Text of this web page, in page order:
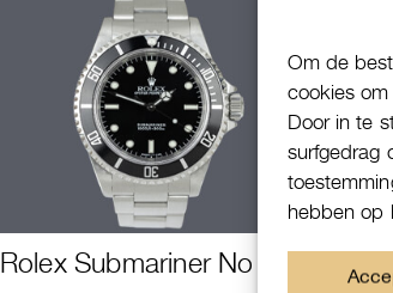
Om de
cookies
Door in te
surfgedrag
hebben op
Rolex Submariner No Date